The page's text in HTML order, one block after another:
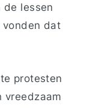
lessen
dat
protesten
vreedzaam